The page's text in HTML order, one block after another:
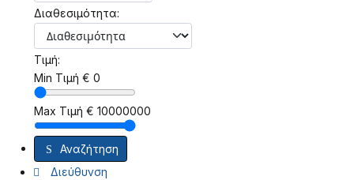
Διαθεσιμότητα:
Τιμή:
Min Τιμή € 0
Max Τιμή € 10000000
Αναζήτηση
Διεύθυνση